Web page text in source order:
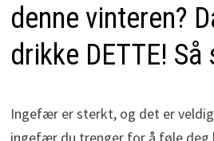
denne vinteren?
drikke DETTE! Så
Ingefær er sterkt, og det er